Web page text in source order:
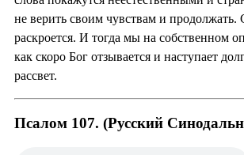
не верить своим чувствам и продолжать.
раскроется. И тогда мы на собственном
как скоро Бог отзывается и наступает
рассвет.
Псалом 107. (Русский